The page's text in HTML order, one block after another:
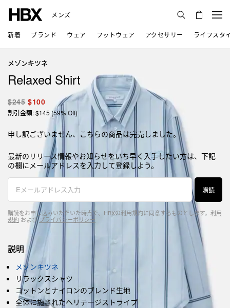
メンズ
新着 ブランド ウェア フットウェア アクセサリー ライフスタ
メゾンキツネ
Relaxed Shirt
$245 $100
割引金額: $145 (59% Off)
申し訳ございません、こちらの商品は完売しました。
最新のリリース情報やお知らせをいち早く入手したい方は、下記
の欄にメールアドレスを入力して登録しよう。
購読
購読をお申し込みいただいた時点で、HBXの利用規約に同意するものとします。 利用
規約 およびプライバシーポリシー
説明
メゾンキツネ
リラックスシャツ
コットンとナイロンのブレンド生地
全体に施されたヘリテージストライプ